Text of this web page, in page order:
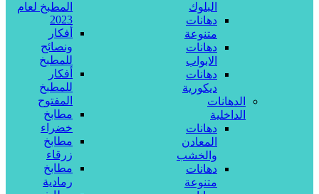
البلوك
دهانات
متنوعة
دهانات
الابواب
دهانات
ديكورية
الدهانات
الداخلية
دهانات
المعادن
والخشب
دهانات
متنوعة
المطبخ لعام
2023
أفكار
ونصائح
للمطبخ
أفكار
للمطبخ
المفتوح
مطابخ
خضراء
مطابخ
زرقاء
مطابخ
رمادية